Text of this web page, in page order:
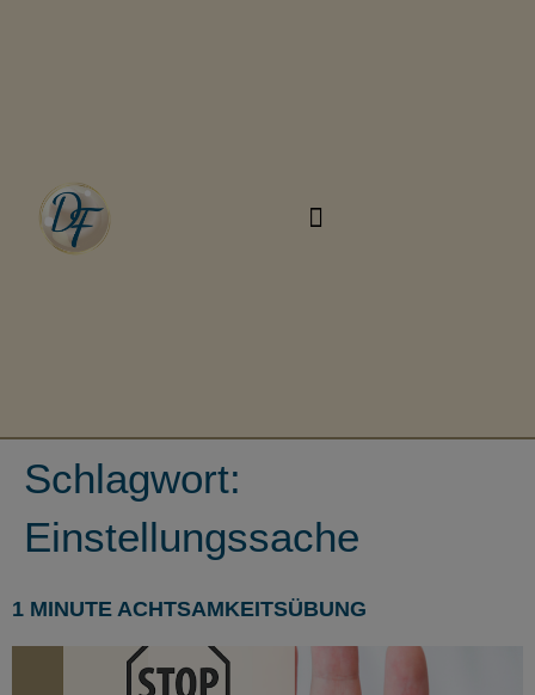
Schlagwort:
Einstellungssache
1 MINUTE ACHTSAMKEITSÜBUNG